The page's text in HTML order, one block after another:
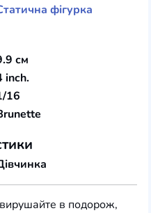
фігурка
см
inch.
16
в подорож,